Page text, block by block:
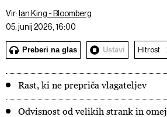
Vir: Ian King - Bloomberg
05. junij 2026, 16:00
Preberi na glas Ustavi Hitrost
Rast, ki ne prepriča vlagateljev
Odvisnost od velikih strank in